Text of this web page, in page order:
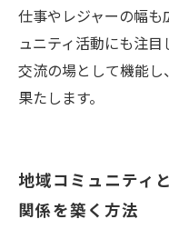
仕事やレジャーの幅も
ュニティ活動にも注
交流の場として機能
果たします。
地域コミュニティ
関係を築く方法